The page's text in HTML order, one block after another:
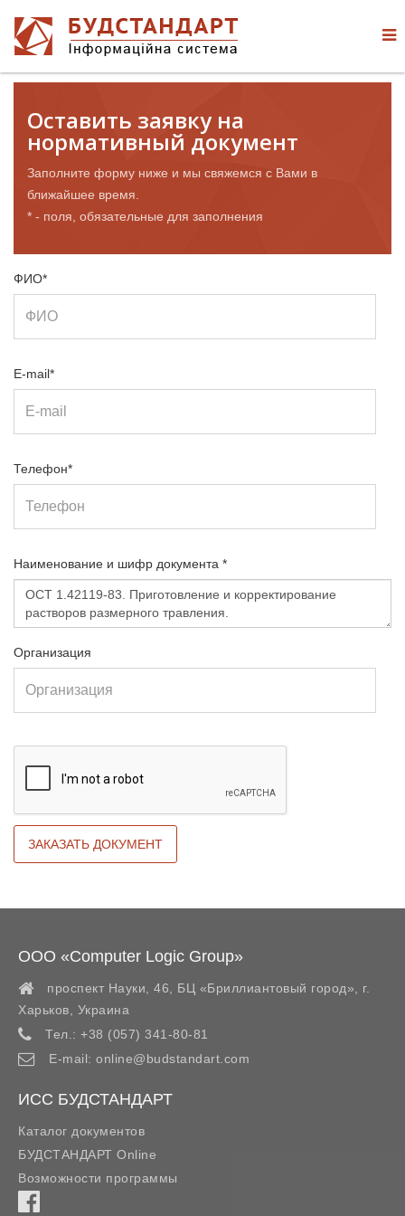
Оставить заявку на
нормативный документ
Заполните форму ниже и мы свяжемся с Вами в
ближайшее время.
* - поля, обязательные для заполнения
ФИО*
E-mail*
Телефон*
Наименование и шифр документа *
Организация
ООО «Computer Logic Group»
проспект Науки, 46, БЦ «Бриллиантовый город»,
г.
Харьков
Украина
Тел.: +38 (057) 341-80-81
E-mail: online@budstandart.com
ИСС БУДСТАНДАРТ
Каталог документов
БУДСТАНДАРТ Online
Возможности программы